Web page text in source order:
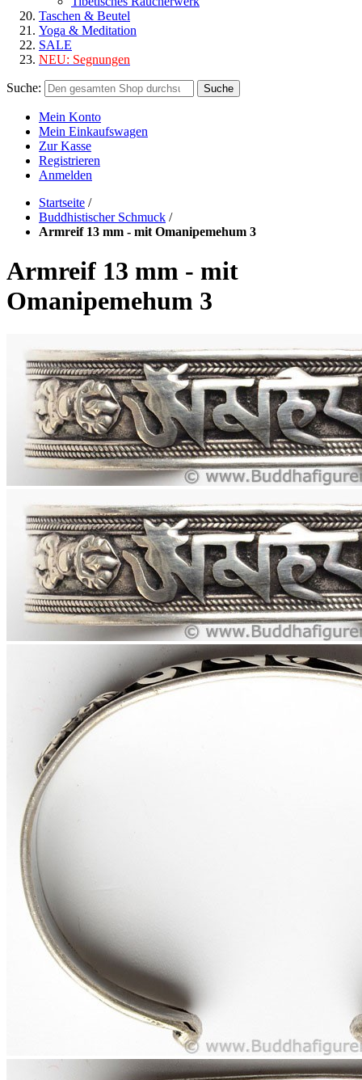
Taschen & Beutel
Yoga & Meditation
SALE
NEU: Segnungen
Suche: Suche
Mein Konto
Mein Einkaufswagen
Zur Kasse
Registrieren
Anmelden
Startseite /
Buddhistischer Schmuck /
Armreif 13 mm - mit Omanipemehum 3
Armreif 13 mm - mit
Omanipemehum 3